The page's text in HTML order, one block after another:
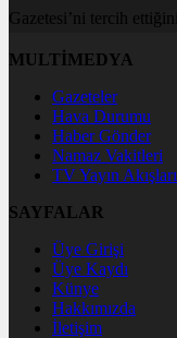
Gazetesi’ni tercih
MULTİMEDYA
Gazeteler
Hava Durumu
Haber Gönder
Namaz Vakitleri
TV Yayın Akışları
SAYFALAR
Üye Girişi
Üye Kaydı
Künye
Hakkımızda
İletişim